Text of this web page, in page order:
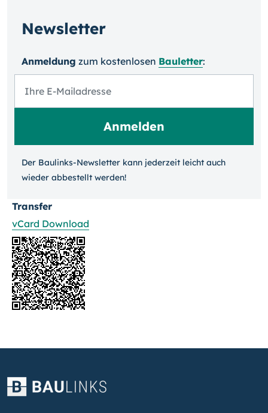
Newsletter
Anmeldung zum kosten­losen Bauletter:
Der Baulinks-Newsletter kann jeder­zeit leicht auch
wieder ab­bestellt werden!
Transfer
vCard Download